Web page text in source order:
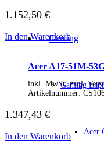
Gaming
Gaming
Acer
Dell PC
Hm24 PC
HP PC
1.152,50 €
In den Warenkorb
Acer A17-51M-
inkl. MwSt. zzgl.
Artikelnummer:
1.347,43 €
In den Warenkorb